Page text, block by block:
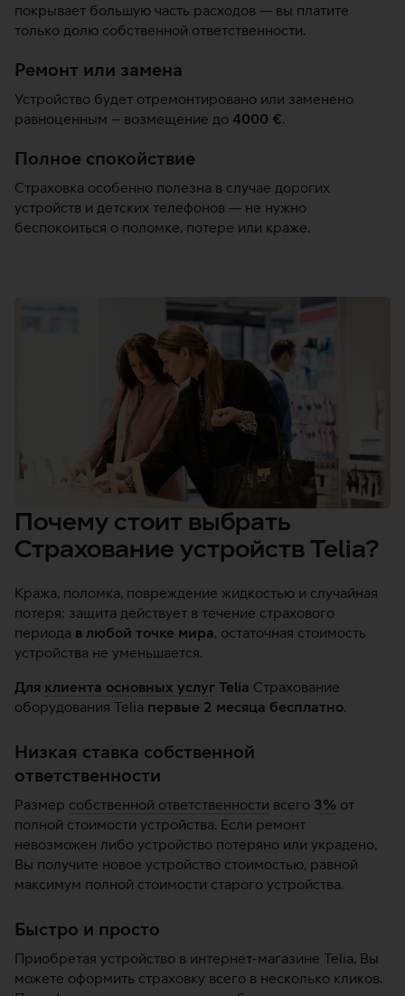
покрывает большую часть расходов — вы платите
только долю собственной ответственности.
Ремонт или замена
Устройство будет отремонтировано или заменено
равноценным – возмещение до 4000 €.
Полное спокойствие
Страховка особенно полезна в случае дорогих
устройств и детских телефонов — не нужно
беспокоиться о поломке, потере или краже.
Почему стоит выбрать
Страхование устройств Telia?
Кража, поломка, повреждение жидкостью и случайная
потеря: защита действует в течение страхового
периода в любой точке мира, остаточная стоимость
устройства не уменьшается.
Для клиента основных услуг Telia Страхование
оборудования Telia первые 2 месяца бесплатно.
Низкая ставка собственной
ответственности
Размер собственной ответственности всего 3% от
полной стоимости устройства. Если ремонт
невозможен либо устройство потеряно или украдено,
Вы получите новое устройство стоимостью, равной
максимум полной стоимости старого устройства.
Быстро и просто
Приобретая устройство в интернет-магазине Telia, Вы
можете оформить страховку всего в несколько кликов.